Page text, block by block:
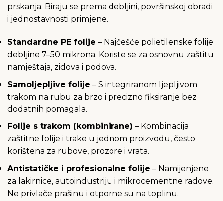
prskanja. Biraju se prema debljini, površinskoj obradi
i jednostavnosti primjene.
Standardne PE folije – Najčešće polietilenske folije
debljine 7–50 mikrona. Koriste se za osnovnu zaštitu
namještaja, zidova i podova.
Samoljepljive folije – S integriranom ljepljivom
trakom na rubu za brzo i precizno fiksiranje bez
dodatnih pomagala.
Folije s trakom (kombinirane) – Kombinacija
zaštitne folije i trake u jednom proizvodu, često
korištena za rubove, prozore i vrata.
Antistatičke i profesionalne folije – Namijenjene
za lakirnice, autoindustriju i mikrocementne radove.
Ne privlače prašinu i otporne su na toplinu.